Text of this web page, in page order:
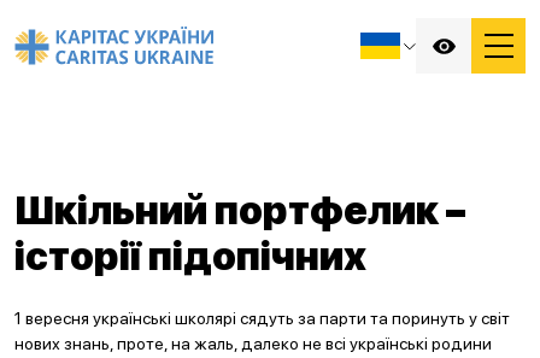
Шкільний портфелик –
історії підопічних
1 вересня українські школярі сядуть за парти та поринуть у світ
нових знань, проте, на жаль, далеко не всі українські родини